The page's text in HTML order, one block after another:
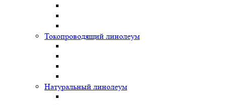
Токопроводящий линолеум
Натуральный линолеум